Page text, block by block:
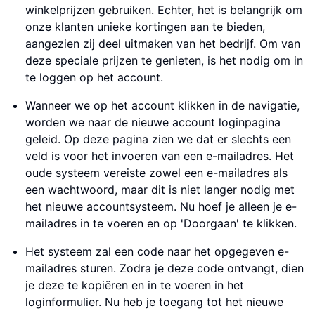
winkelprijzen gebruiken. Echter, het is belangrijk om
onze klanten unieke kortingen aan te bieden,
aangezien zij deel uitmaken van het bedrijf. Om van
deze speciale prijzen te genieten, is het nodig om in
te loggen op het account.
Wanneer we op het account klikken in de navigatie,
worden we naar de nieuwe account loginpagina
geleid. Op deze pagina zien we dat er slechts een
veld is voor het invoeren van een e-mailadres. Het
oude systeem vereiste zowel een e-mailadres als
een wachtwoord, maar dit is niet langer nodig met
het nieuwe accountsysteem. Nu hoef je alleen je e-
mailadres in te voeren en op 'Doorgaan' te klikken.
Het systeem zal een code naar het opgegeven e-
mailadres sturen. Zodra je deze code ontvangt, dien
je deze te kopiëren en in te voeren in het
loginformulier. Nu heb je toegang tot het nieuwe